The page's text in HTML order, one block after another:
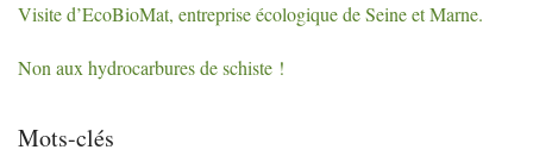
Visite d’EcoBioMat, entreprise écologique de Seine et Marne.
Non aux hydrocarbures de schiste !
Mots-clés